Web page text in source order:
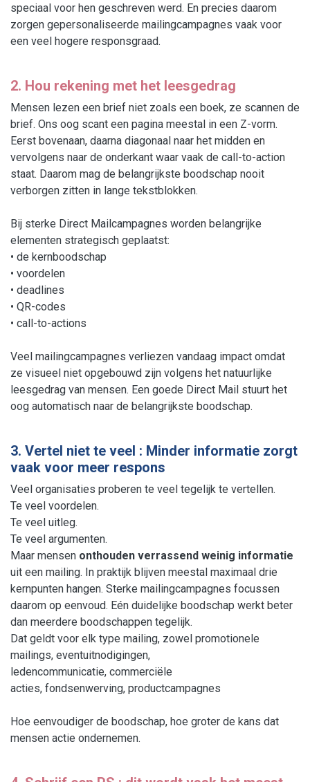
speciaal voor hen geschreven werd. En precies daarom
zorgen gepersonaliseerde mailingcampagnes vaak voor
een veel hogere responsgraad.
2. Hou rekening met het leesgedrag
Mensen lezen een brief niet zoals een boek, ze scannen de
brief. Ons oog scant een pagina meestal in een Z-vorm.
Eerst bovenaan, daarna diagonaal naar het midden en
vervolgens naar de onderkant waar vaak de call-to-action
staat. Daarom mag de belangrijkste boodschap nooit
verborgen zitten in lange tekstblokken.
Bij sterke Direct Mailcampagnes worden belangrijke
elementen strategisch geplaatst:
• de kernboodschap
• voordelen
• deadlines
• QR-codes
• call-to-actions
Veel mailingcampagnes verliezen vandaag impact omdat
ze visueel niet opgebouwd zijn volgens het natuurlijke
leesgedrag van mensen. Een goede Direct Mail stuurt het
oog automatisch naar de belangrijkste boodschap.
3. Vertel niet te veel : Minder informatie zorgt
vaak voor meer respons
Veel organisaties proberen te veel tegelijk te vertellen.
Te veel voordelen.
Te veel uitleg.
Te veel argumenten.
Maar mensen onthouden verrassend weinig informatie
uit een mailing. In praktijk blijven meestal maximaal drie
kernpunten hangen. Sterke mailingcampagnes focussen
daarom op eenvoud. Eén duidelijke boodschap werkt beter
dan meerdere boodschappen tegelijk.
Dat geldt voor elk type mailing, zowel promotionele
mailings, eventuitnodigingen,
ledencommunicatie, commerciële
acties, fondsenwerving, productcampagnes
Hoe eenvoudiger de boodschap, hoe groter de kans dat
mensen actie ondernemen.